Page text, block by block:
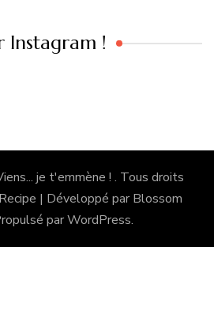
Instagram !
je t'emmène ! . Tous droits
| Développé par Blossom
parWordPress.